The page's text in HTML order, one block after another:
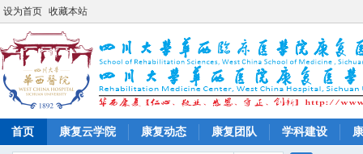
设为首页 收藏本站
首页 康复云学院 康复动态 康复团队 学科建设